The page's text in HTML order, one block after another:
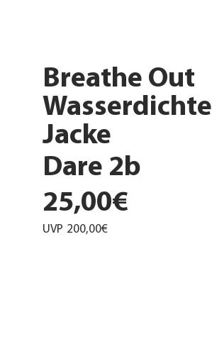
Breathe Out
Wasserdichte
Jacke
Dare 2b
25,00€
UVP 200,00€